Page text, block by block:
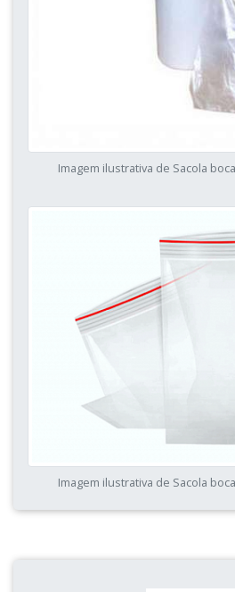
Imagem ilustrativa de Sacola
Imagem ilustrativa de Sacola